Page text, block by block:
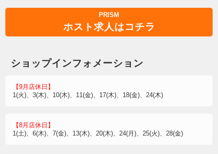
PRISM
ホスト求人はコチラ
ショップインフォメーション
【9月店休日】
1(火)、3(木)、10(木)、11(金)、17(木)、18(金)、24(木)
【8月店休日】
1(土)、6(木)、7(金)、13(木)、20(木)、24(月)、25(火)、28(金)